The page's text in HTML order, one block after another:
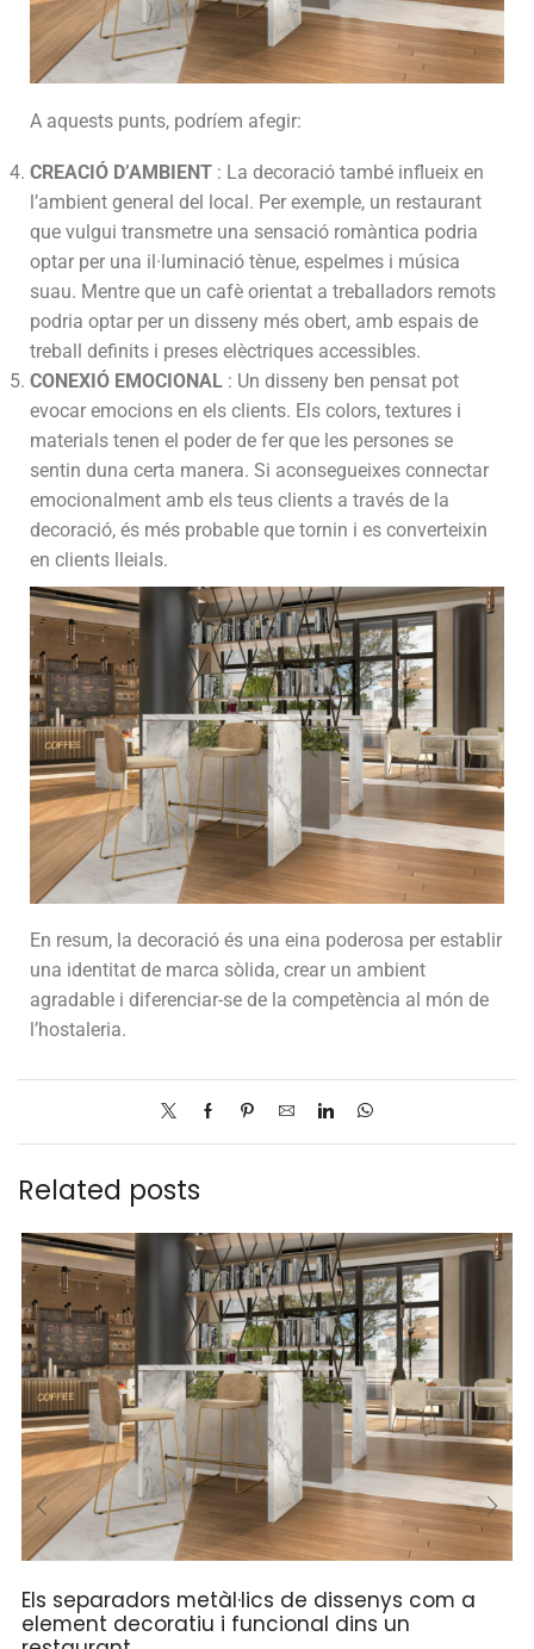
A aquests punts, podríem afegir:
CREACIÓ D’AMBIENT : La decoració també influeix en
l’ambient general del local. Per exemple, un restaurant
que vulgui transmetre una sensació romàntica podria
optar per una il·luminació tènue, espelmes i música
suau. Mentre que un cafè orientat a treballadors remots
podria optar per un disseny més obert, amb espais de
treball definits i preses elèctriques accessibles.
CONEXIÓ EMOCIONAL : Un disseny ben pensat pot
evocar emocions en els clients. Els colors, textures i
materials tenen el poder de fer que les persones se
sentin duna certa manera. Si aconsegueixes connectar
emocionalment amb els teus clients a través de la
decoració, és més probable que tornin i es converteixin
en clients lleials.
En resum, la decoració és una eina poderosa per establir
una identitat de marca sòlida, crear un ambient
agradable i diferenciar-se de la competència al món de
l’hostaleria.
Related posts
Els separadors metàl·lics de dissenys com a
element decoratiu i funcional dins un